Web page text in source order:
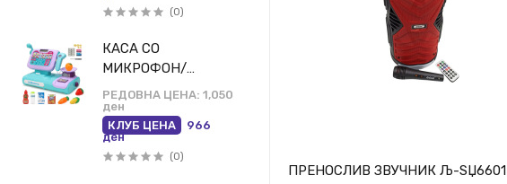
(0)
КАСА СО
МИКРОФОН/
ФИСКАЛНА
РЕДОВНА ЦЕНА: 1,050
ден
КЛУБ ЦЕНА
966
ден
(0)
ПРЕНОСЛИВ ЗВУЧНИК Љ-ЅЏ6601